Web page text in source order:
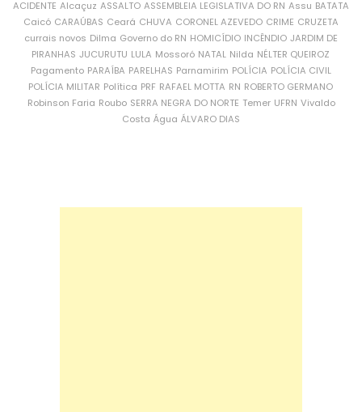
ACIDENTE Alcaçuz ASSALTO ASSEMBLEIA LEGISLATIVA DO RN Assu BATATA
Caicó CARAÚBAS Ceará CHUVA CORONEL AZEVEDO CRIME CRUZETA
currais novos Dilma Governo do RN HOMICÍDIO INCÊNDIO JARDIM DE
PIRANHAS JUCURUTU LULA Mossoró NATAL Nilda NÉLTER QUEIROZ
Pagamento PARAÍBA PARELHAS Parnamirim POLÍCIA POLÍCIA CIVIL
POLÍCIA MILITAR Política PRF RAFAEL MOTTA RN ROBERTO GERMANO
Robinson Faria Roubo SERRA NEGRA DO NORTE Temer UFRN Vivaldo
Costa Água ÁLVARO DIAS